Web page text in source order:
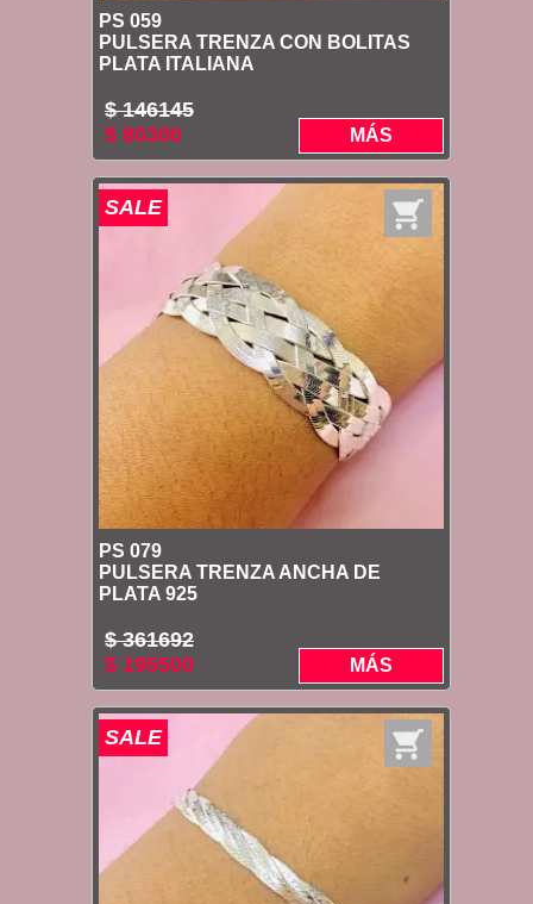
PS 059
PULSERA TRENZA CON BOLITAS
PLATA ITALIANA
$ 146145
$ 80300
MÁS
SALE
PS 079
PULSERA TRENZA ANCHA DE
PLATA 925
$ 361692
$ 195500
MÁS
SALE